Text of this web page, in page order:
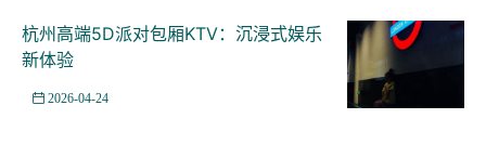
杭州高端5D派对包厢KTV：沉浸式娱乐
新体验
2026-04-24